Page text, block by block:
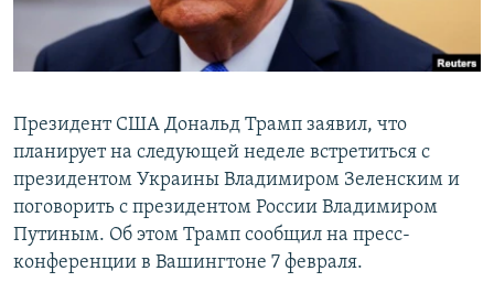
Президент США Дональд Трамп заявил, что
планирует на следующей неделе встретиться с
президентом Украины Владимиром Зеленским и
поговорить с президентом России Владимиром
Путиным. Об этом Трамп сообщил на пресс-
конференции в Вашингтоне 7 февраля.